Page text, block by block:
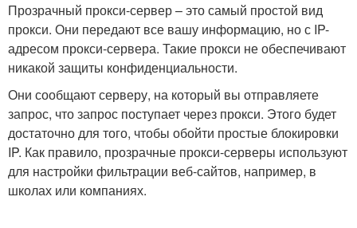
Прозрачный прокси-сервер – это самый простой вид
прокси. Они передают все вашу информацию, но с IP-
адресом прокси-сервера. Такие прокси не обеспечивают
никакой защиты конфиденциальности.
Они сообщают серверу, на который вы отправляете
запрос, что запрос поступает через прокси. Этого будет
достаточно для того, чтобы обойти простые блокировки
IP. Как правило, прозрачные прокси-серверы используют
для настройки фильтрации веб-сайтов, например, в
школах или компаниях.